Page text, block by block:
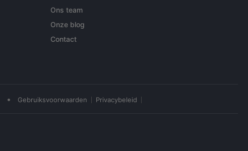
Ons team
Onze blog
Contact
• Gebruiksvoorwaarden Privacybeleid